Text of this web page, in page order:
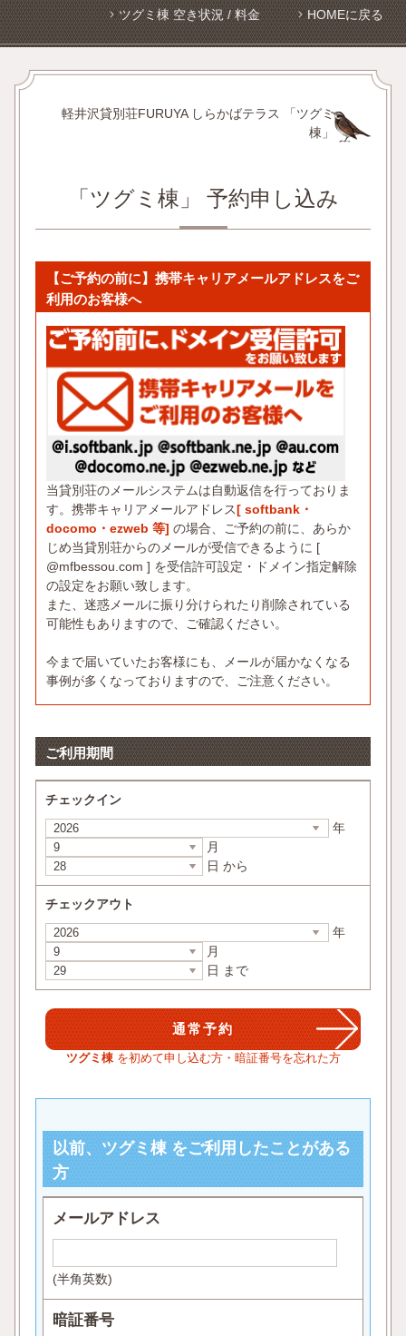
ツグミ棟 空き状況 / 料金 HOMEに戻る
軽井沢貸別荘FURUYA しらかばテラス 「ツグミ
棟」
「ツグミ棟」 予約申し込み
【ご予約の前に】携帯キャリアメールアドレスをご
利用のお客様へ
当貸別荘のメールシステムは自動返信を行っておりま
す。携帯キャリアメールアドレス[ softbank・
docomo・ezweb 等]の場合、ご予約の前に、あらか
じめ当貸別荘からのメールが受信できるように [
@mfbessou.com ] を受信許可設定・ドメイン指定解除
の設定をお願い致します。
また、迷惑メールに振り分けられたり削除されている
可能性もありますので、ご確認ください。
今まで届いていたお客様にも、メールが届かなくなる
事例が多くなっておりますので、ご注意ください。
ご利用期間
チェックイン
年
月
日 から
チェックアウト
年
月
日 まで
ツグミ棟 を初めて申し込む方・暗証番号を忘れた方
以前、ツグミ棟 をご利用したことがある
方
メールアドレス
(半角英数)
暗証番号